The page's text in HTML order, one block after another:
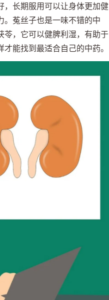
，长期服用可以让身体更加健
。菟丝子也是一味不错的中
苓，它可以健脾利湿，有助于
能找到最适合自己的中药。